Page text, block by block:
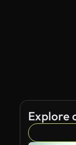
Explore